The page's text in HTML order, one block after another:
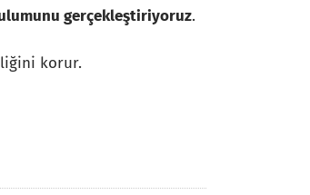
gerçekleştiriyoruz.
korur.